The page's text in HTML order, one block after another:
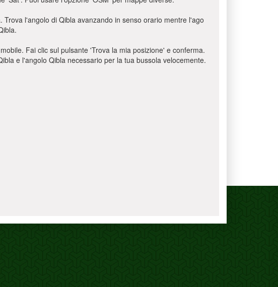
l'angolo di Qibla avanzando in senso orario mentre l'ago
Fai clic sul pulsante 'Trova la mia posizione' e conferma.
e l'angolo Qibla necessario per la tua bussola velocemente.